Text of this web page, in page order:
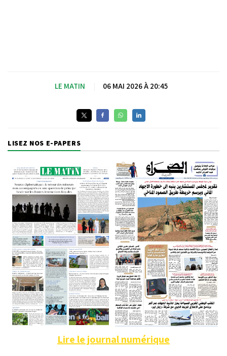
LE MATIN 06 MAI 2026 À 20:45
LISEZ NOS E-PAPERS
Lire le journal numérique